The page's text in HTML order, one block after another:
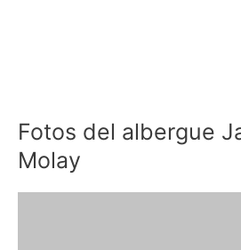
Fotos del albergue
Molay